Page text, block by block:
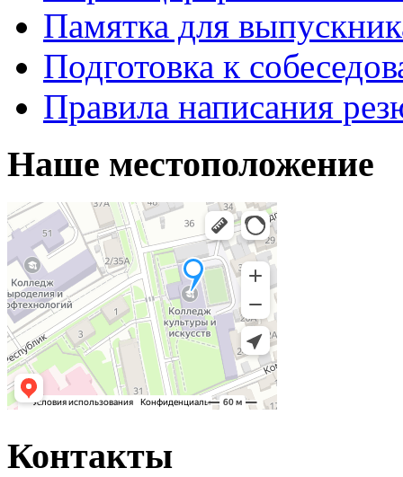
Памятка для
Подготовка к
Правила написания
Наше местоположение
Контакты